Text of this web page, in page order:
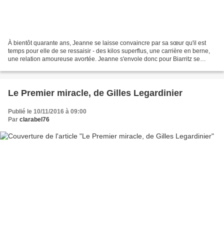
À bientôt quarante ans, Jeanne se laisse convaincre par sa sœur qu'il est
temps pour elle de se ressaisir - des kilos superflus, une carrière en berne,
une relation amoureuse avortée. Jeanne s'envole donc pour Biarritz se
Le Premier miracle, de Gilles Legardinier
Publié le 10/11/2016 à 09:00
Par clarabel76